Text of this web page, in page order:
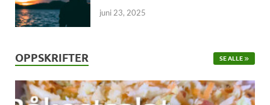
juni 23, 2025
OPPSKRIFTER SE ALLE